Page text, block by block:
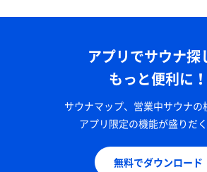
アプリでサウナ探
もっと便利に！
サウナマップ、営業中サウナの
アプリ限定の機能が盛りだ
無料でダウンロード